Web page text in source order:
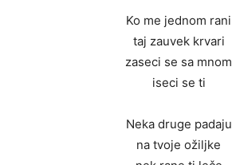
Ko me jednom rani
taj zauvek krvari
zaseci se sa mnom
iseci se ti
Neka druge padaju
na tvoje ožiljke